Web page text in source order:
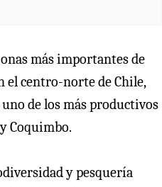
más importantes de
el centro-norte de Chile,
de los más productivos
Coquimbo.
y pesquería